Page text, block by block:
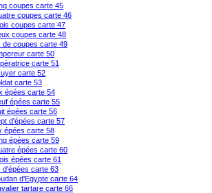
coupes carte 45
coupes carte 46
coupes carte 47
coupes carte 48
de coupes carte 49
carte 50
carte 51
carte 52
carte 53
épées carte 54
épées carte 55
épées carte 56
d'épées carte 57
épées carte 58
épées carte 59
épées carte 60
épées carte 61
d'épées carte 63
d'Egypte carte 64
tartare carte 66